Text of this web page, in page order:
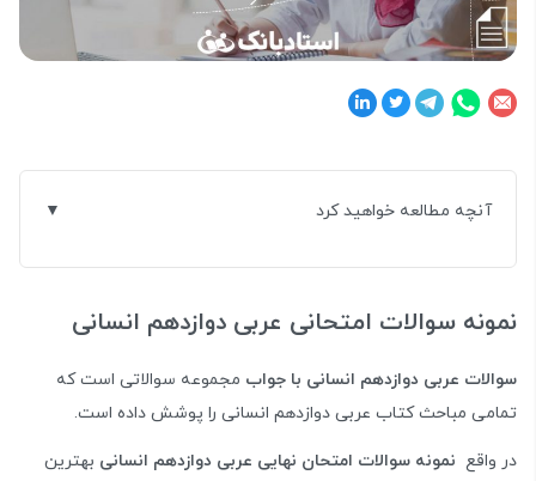
آنچه مطالعه خواهید کرد
نمونه سوالات امتحانی عربی دوازدهم انسانی
سوالات عربی دوازدهم انسانی با جواب مجموعه سوالاتی است که
تمامی مباحث کتاب عربی دوازدهم انسانی را پوشش داده است.
در واقع نمونه سوالات امتحان نهایی عربی دوازدهم انسانی بهترین